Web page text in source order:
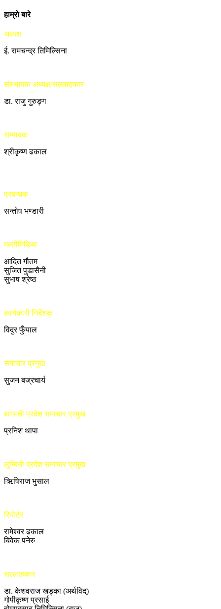
हाम्रो बारे
अध्यक्ष
ई. रामचन्द्र तिमिल्सिना
संस्थापक अध्यक्ष/सल्लाहकार
डा. राजु गुरुङ्ग
सम्पादक
श्रीकृष्ण ढकाल
प्रबन्धक
सन्तोष भण्डारी
मल्टीमिडिया
आदित गौतम
सुजित पुडासैनी
सुभाष श्रेष्ठ
कार्यकारी निर्देशक
विदुर फुँयाल
समाचार प्रमुख
सुजन बज्रचार्य
बागमती प्रदेश समाचार प्रमुख
प्रनिश थापा
लुम्बिनी प्रदेश समाचार प्रमुख
ऋिषिराज भुसाल
रिपोर्टर
रामेश्वर ढकाल
बिवेक पनेरु
सल्लाहकार
डा. केशवराज खड्का (अर्थविद्)
गोपीकृष्ण प्रसाई